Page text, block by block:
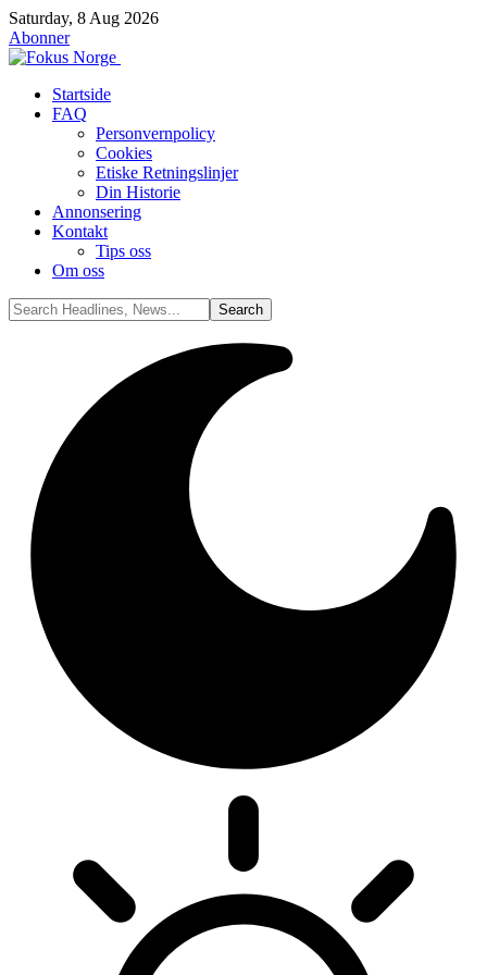
Saturday, 8 Aug 2026
Abonner
Startside
FAQ
Personvernpolicy
Cookies
Etiske Retningslinjer
Din Historie
Annonsering
Kontakt
Tips oss
Om oss